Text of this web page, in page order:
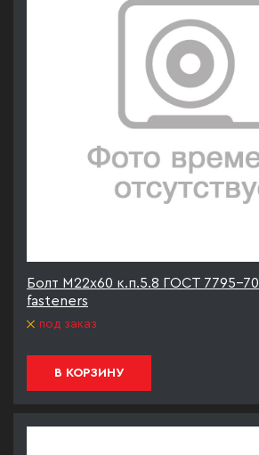
Болт М22х60 к.п.5.8 ГОСТ 7795-70
fasteners
под заказ
В КОРЗИНУ